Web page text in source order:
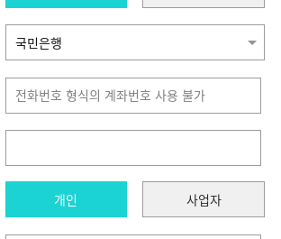
개인 사업자